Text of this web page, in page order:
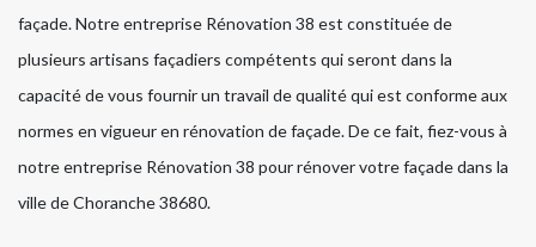
façade. Notre entreprise Rénovation 38 est constituée de
plusieurs artisans façadiers compétents qui seront dans la
capacité de vous fournir un travail de qualité qui est conforme aux
normes en vigueur en rénovation de façade. De ce fait, fiez-vous à
notre entreprise Rénovation 38 pour rénover votre façade dans la
ville de Choranche 38680.